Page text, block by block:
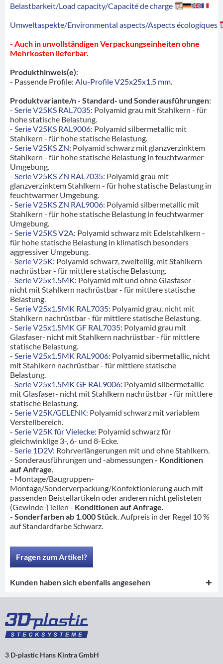
Belastbarkeit/Load capacity/Capacité de charge
Umweltaspekte/Environmental aspects/Aspects écologiques
- Auch in unvollständigen Verpackungseinheiten ohne
Mehrkosten lieferbar.
Produkthinweis(e):
- Passende Profile: Alu-Profile V25x25x1,5 mm
Produktvariante/n - Standard- und Sonderausführungen:
- Serie V25KS RAL7035: Polyamid grau mit Stahlkern - für
hohe statische Belastung.
- Serie V25KS RAL9006: Polyamid silbermetallic mit
Stahlkern - für hohe statische Belastung.
- Serie V25KS ZN: Polyamid schwarz mit glanzverzinktem
Stahlkern - für hohe statische Belastung in feuchtwarmer
Umgebung.
- Serie V25KS ZN RAL7035: Polyamid grau mit
glanzverzinktem Stahlkern - für hohe statische Belastung in
feuchtwarmer Umgebung.
- Serie V25KS ZN RAL9006: Polyamid silbermetallic mit
Stahlkern - für hohe statische Belastung in feuchtwarmer
Umgebung.
- Serie V25KS V2A: Polyamid schwarz mit Edelstahlkern -
für hohe statische Belastung in klimatisch besonders
aggressiver Umgebung.
- Serie V25K: Polyamid schwarz, zweiteilig, mit Stahlkern
nachrüstbar - für mittlere statische Belastung.
- Serie V25x1.5MK: Polyamid mit und ohne Glasfaser -
nicht mit Stahlkern nachrüstbar - für mittlere statische
Belastung.
- Serie V25x1.5MK RAL7035: Polyamid grau, nicht mit
Stahlkern nachrüstbar - für mittlere statische Belastung.
- Serie V25x1.5MK GF RAL7035: Polyamid grau mit
Glasfaser- nicht mit Stahlkern nachrüstbar - für mittlere
statische Belastung.
- Serie V25x1.5MK RAL9006: Polyamid sibermetallic, nicht
mit Stahlkern nachrüstbar - für mittlere statische
Belastung.
- Serie V25x1.5MK GF RAL9006: Polyamid silbermetallic
mit Glasfaser- nicht mit Stahlkern nachrüstbar - für mittlere
statische Belastung.
- Serie V25K/GELENK: Polyamid schwarz mit variablem
Verstellbereich.
- Serie V25K für Vielecke: Polyamid schwarz für
gleichwinklige 3-, 6- und 8-Ecke.
- Serie 1D2V: Rohrverlängerungen mit und ohne Stahlkern.
- Sonderausführungen und -abmessungen - Konditionen
auf Anfrage
- Montage/Baugruppen-
Montage/Sonderverpackung/Konfektionierung auch mit
passenden Beistellartikeln oder anderen nicht gelisteten
(Gewinde-)Teilen - Konditionen auf Anfrage.
- Sonderfarben ab 1.000 Stück . Aufpreis in der Regel 10 %
auf Standardfarbe Schwarz.
Fragen zum Artikel?
Kunden haben sich ebenfalls angesehen
3 D-plastic Hans Kintra GmbH